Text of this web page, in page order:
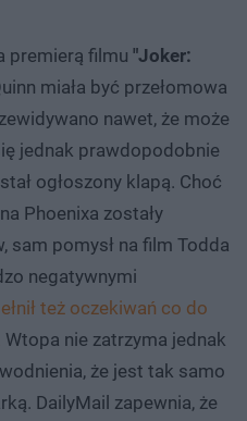
premierą filmu "Joker:
miała być przełomowa
nawet, że może
jednak prawdopodobnie
ogłoszony klapą. Choć
Phoenixa zostały
sam pomysł na film Todda
negatywnymi
też oczekiwań co do
Wtopa nie zatrzyma jednak
że jest tak samo
DailyMail zapewnia, że